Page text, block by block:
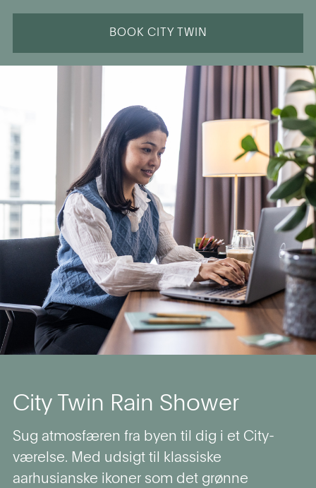
BOOK CITY TWIN
City Twin Rain Shower
Sug atmosfæren fra byen til dig i et City-
værelse. Med udsigt til klassiske
aarhusianske ikoner som det grønne